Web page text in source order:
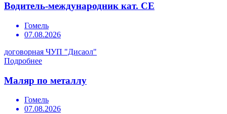
Водитель-международник кат. СЕ
Гомель
07.08.2026
договорная ЧУП "Дисаол"
Подробнее
Маляр по металлу
Гомель
07.08.2026